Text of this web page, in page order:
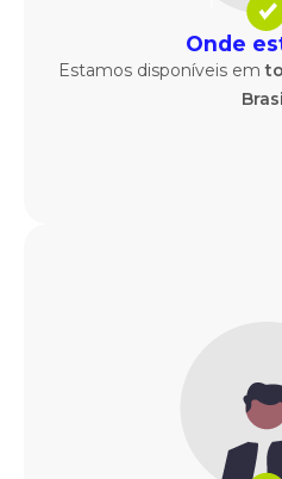
Onde
Estamos disponíveis em